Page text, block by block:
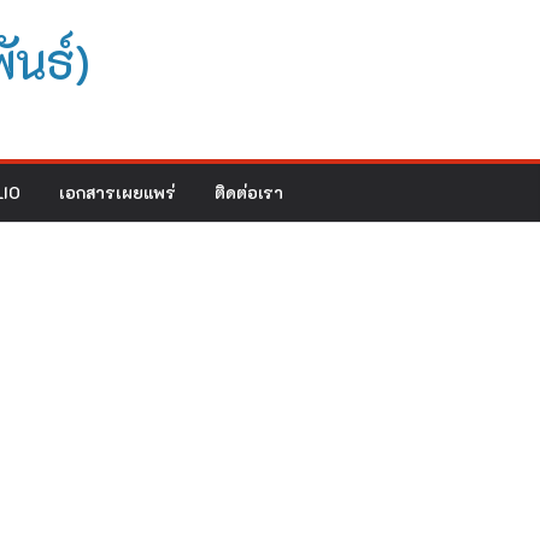
นธ์)
เอกสารเผยแพร่ ติดต่อเรา